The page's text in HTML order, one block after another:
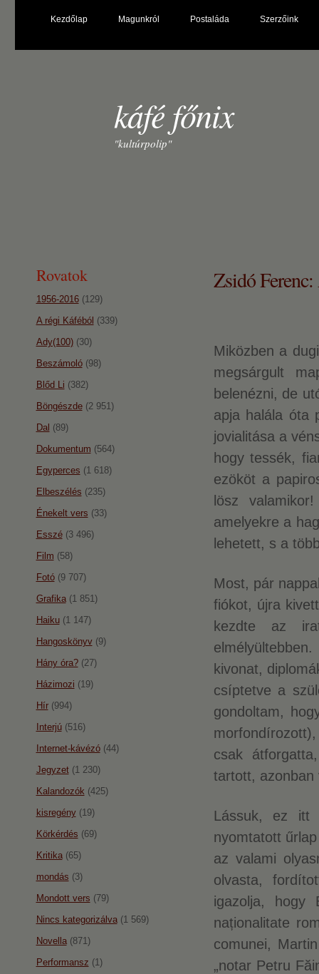
Kezdőlap Magunkról Postaláda Szerzőink
káfé főnix
"kultúrpolip"
Zsidó
Miközben a
megsárgult
belenézni, de
apja halála óta
jovialitása a
hogy tessék,
ezököt a
lösz
amelyekre a
lehetett, s a
Most, pár
fiókot, újra
kezdte az
kivonat,
csíptetve a
gondoltam,
csak
tartott, azonban
Lássuk, ez itt
nyomtatott
az valami
olvasta,
igazolja, hogy
naționalitate
comunei,
„notar Petru
Rovatok
1956-2016(129)
A régi Káféból (339)
Ady(100)(30)
Beszámoló(98)
Blőd Li (382)
Böngészde(2 951)
Dal (89)
Dokumentum (564)
Egyperces (1 618)
Elbeszélés (235)
Énekelt vers (33)
Esszé(3 496)
Film (58)
Fotó(9 707)
Grafika(1 851)
Haiku(1 147)
Hangoskönyv(9)
Hány óra?(27)
Házimozi (19)
Hír(994)
Interjú(516)
Internet-kávézó(44)
Jegyzet(1 230)
Kalandozók (425)
kisregény(19)
Körkérdés (69)
Kritika(65)
mondás (3)
Mondott vers (79)
Nincs kategorizálva(1 569)
Novella(871)
Performansz (1)